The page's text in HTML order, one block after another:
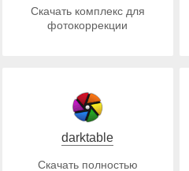
Скачать комплекс для
фотокоррекции
darktable
Скачать полностью